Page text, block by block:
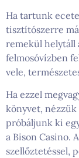
Ha tartunk
tisztítószerre
remekül helytáll
felmosóvízben
vele,
Ha ezzel
könyvet,
próbáljunk ki
a Bison Casino.
szellőztetéssel,